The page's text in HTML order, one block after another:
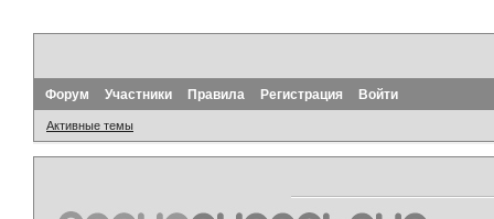
Форум Участники Правила Регистрация Войти
Активные темы